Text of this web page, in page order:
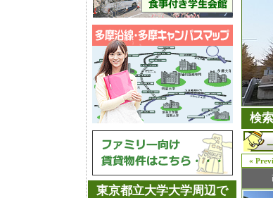
検
«
東京都立大学大学周辺で